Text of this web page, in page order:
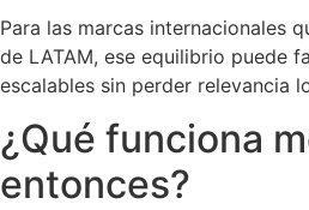
Para las marcas internacionales
de LATAM, ese equilibrio puede
escalables sin perder relevancia
¿Qué funciona
entonces?